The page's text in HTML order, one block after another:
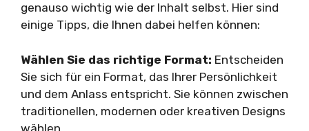
genauso wichtig wie der Inhalt selbst. Hier sind
einige Tipps, die Ihnen dabei helfen können:
Wählen Sie das richtige Format: Entscheiden
Sie sich für ein Format, das Ihrer Persönlichkeit
und dem Anlass entspricht. Sie können zwischen
traditionellen, modernen oder kreativen Designs
wählen.